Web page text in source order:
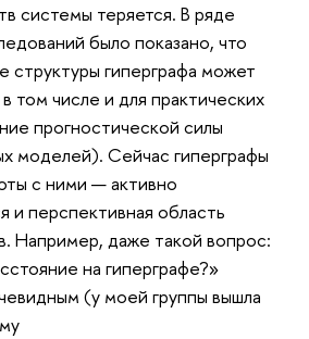
системы теряется. В ряде
было показано, что
структуры гиперграфа может
том числе и для практических
прогностической силы
моделей). Сейчас гиперграфы
с ними — активно
и перспективная область
Например, даже такой вопрос:
на гиперграфе?»
(у моей группы вышла